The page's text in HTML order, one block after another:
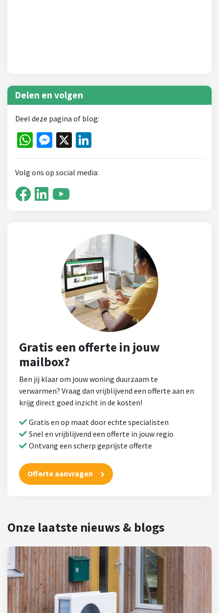
Delen en volgen
Deel deze pagina of blog:
WhatsApp
Messenger
X
Volg ons op social media:
Gratis een offerte in jouw
mailbox?
Ben jij klaar om jouw woning duurzaam te
verwarmen? Vraag dan vrijblijvend een offerte aan en
krijg direct goed inzicht in de kosten!
Gratis en op maat door echte specialisten
Snel en vrijblijvend een offerte in jouw regio
Ontvang een scherp geprijste offerte
Offerte aanvragen
Onze laatste nieuws & blogs